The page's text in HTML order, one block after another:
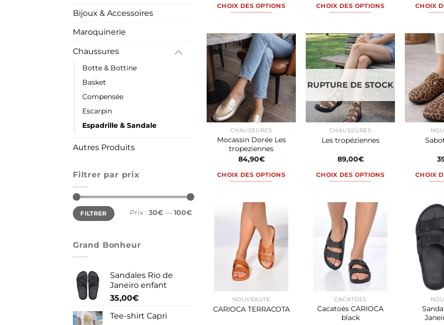
Bijoux & Accessoires
Maroquinerie
Chaussures
Botte & Bottine
Basket
Compensée
Escarpin
Espadrille & Sandale
Autres Produits
Filtrer par prix
Prix
min
Prix
maxFILTRER Prix : 30€ — 100€
Grand Bonheur
Sandales Rio de
Janeiro enfant
35,00€
Tee-shirt Capri
CHOIX DES OPTIONS
a
plusieurs
variations.
Les
options
peuvent
être
choisies
sur
la
page
produit
CHOIX DES OPTIONS
a
plusieurs
variations.
options
être
choisies
sur
la
page
produit
CHOIX
CHAUSSURES
Mocassin Dorée Les
tropeziennes
84,90€
CHOIX DES OPTIONS
plusieurs
variations.
Les
options
peuvent
être
choisies
sur
la
RUPTURE DE STOCK
CHAUSSURES
Les tropéziennes
89,00€
CHOIX DES OPTIONS
plusieurs
variations.
Les
options
peuvent
être
choisies
sur
la
CHOIX
NOUVEAUTÉ
CARIOCA TERRACOTA
CACATOÈS
Cacatoès CARIOCA
black